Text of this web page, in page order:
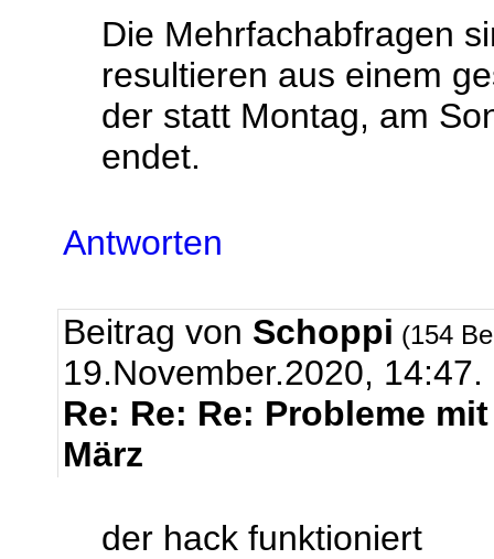
Die Mehrfachabfragen
resultieren aus einem
der statt Montag, am
endet.
Antworten
Beitrag von Schoppi (154
19.November.2020, 14:47.
Re: Re: Re: Probleme
März
der hack funktioniert